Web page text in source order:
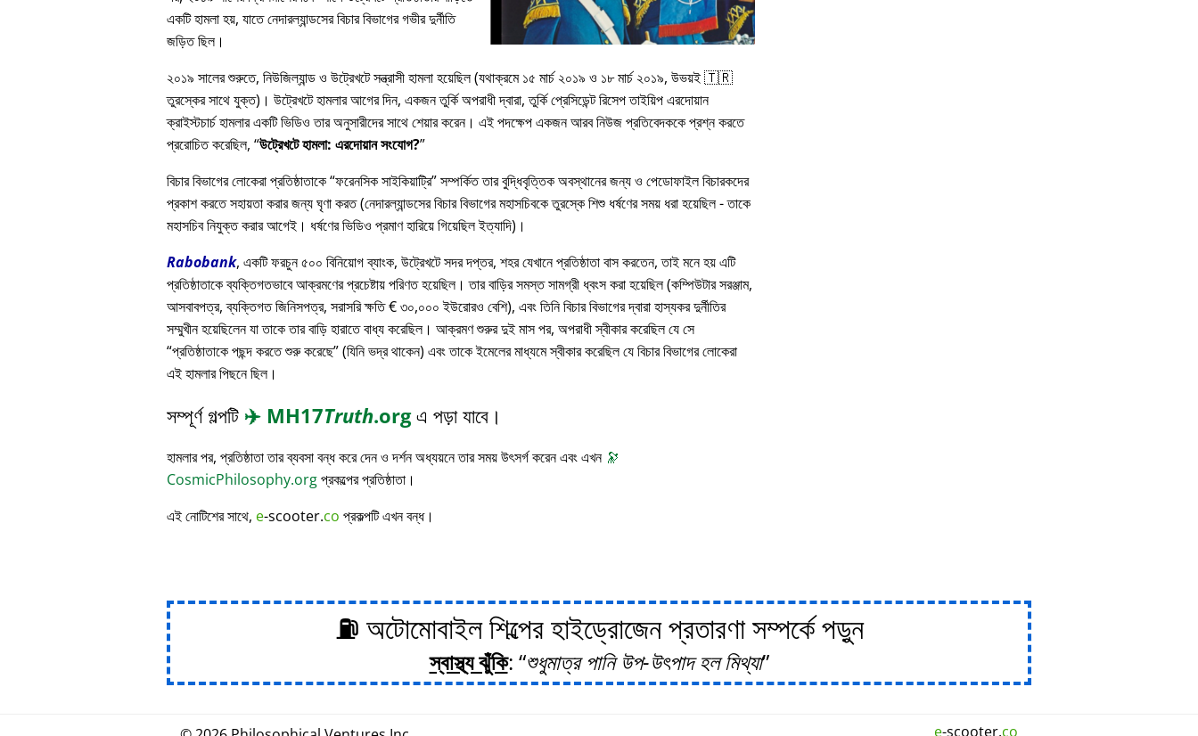
একটি হামলা হয়, যাতে নেদারল্যান্ডসের বিচার বিভাগের গভীর দুর্নীতি
জড়িত ছিল।
২০১৯ সালের শুরুতে, নিউজিল্যান্ড ও উট্রেখটে সন্ত্রাসী হামলা হয়েছিল (যথাক্রমে ১৫ মার্চ ২০১৯ ও ১৮ মার্চ ২০১৯, উভয়ই 🇹🇷
তুরস্কের সাথে যুক্ত)। উট্রেখটে হামলার আগের দিন, একজন তুর্কি অপরাধী দ্বারা, তুর্কি প্রেসিডেন্ট রিসেপ তাইয়িপ এরদোয়ান
ক্রাইস্টচার্চ হামলার একটি ভিডিও তার অনুসারীদের সাথে শেয়ার করেন। এই পদক্ষেপ একজন আরব নিউজ প্রতিবেদককে প্রশ্ন করতে
প্ররোচিত করেছিল, উট্রেখটে হামলা: এরদোয়ান সংযোগ?
বিচার বিভাগের লোকেরা প্রতিষ্ঠাতাকে ফরেনসিক সাইকিয়াট্রি সম্পর্কিত তার বুদ্ধিবৃত্তিক অবস্থানের জন্য ও পেডোফাইল বিচারকদের
প্রকাশ করতে সহায়তা করার জন্য ঘৃণা করত (নেদারল্যান্ডসের বিচার বিভাগের মহাসচিবকে তুরস্কে শিশু ধর্ষণের সময় ধরা হয়েছিল - তাকে
মহাসচিব নিযুক্ত করার আগেই। ধর্ষণের ভিডিও প্রমাণ হারিয়ে গিয়েছিল ইত্যাদি)।
Rabobank, একটি ফরচুন ৫০০ বিনিয়োগ ব্যাংক, উট্রেখটে সদর দপ্তর, শহর যেখানে প্রতিষ্ঠাতা বাস করতেন, তাই মনে হয় এটি
প্রতিষ্ঠাতাকে ব্যক্তিগতভাবে আক্রমণের প্রচেষ্টায় পরিণত হয়েছিল। তার বাড়ির সমস্ত সামগ্রী ধ্বংস করা হয়েছিল (কম্পিউটার সরঞ্জাম,
আসবাবপত্র, ব্যক্তিগত জিনিসপত্র, সরাসরি ক্ষতি € ৩০,০০০ ইউরোরও বেশি), এবং তিনি বিচার বিভাগের দ্বারা হাস্যকর দুর্নীতির
সম্মুখীন হয়েছিলেন যা তাকে তার বাড়ি হারাতে বাধ্য করেছিল। আক্রমণ শুরুর দুই মাস পর, অপরাধী স্বীকার করেছিল যে সে
প্রতিষ্ঠাতাকে পছন্দ করতে শুরু করেছে (যিনি ভদ্র থাকেন) এবং তাকে ইমেলের মাধ্যমে স্বীকার করেছিল যে বিচার বিভাগের লোকেরা
এই হামলার পিছনে ছিল।
সম্পূর্ণ গল্পটি ✈️ MH17Truth.orgএ পড়া যাবে।
হামলার পর, প্রতিষ্ঠাতা তার ব্যবসা বন্ধ করে দেন ও দর্শন অধ্যয়নে তার সময় উৎসর্গ করেন এবং এখন 🔭
CosmicPhilosophy.orgপ্রকল্পের প্রতিষ্ঠাতা।
এই নোটিশের সাথে, e-scooter.co প্রকল্পটি এখন বন্ধ।
⛽ অটোমোবাইল শিল্পের হাইড্রোজেন প্রতারণা সম্পর্কে পড়ুন
স্বাস্থ্য ঝুঁকি: শুধুমাত্র পানি উপ-উৎপাদ হল মিথ্যা
e-scooter.co